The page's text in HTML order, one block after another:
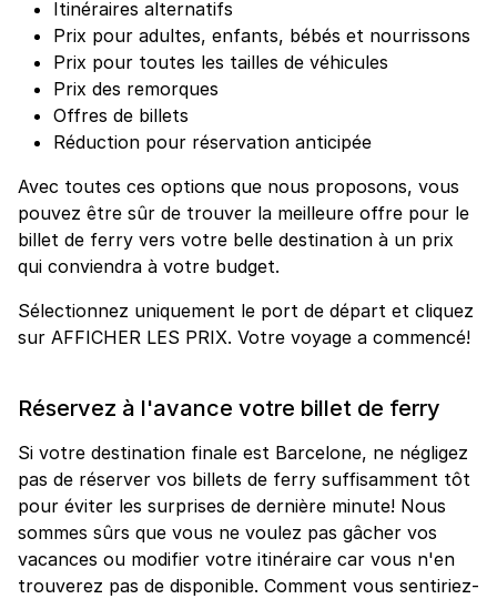
Itinéraires alternatifs
Prix pour adultes, enfants, bébés et nourrissons
Prix pour toutes les tailles de véhicules
Prix des remorques
Offres de billets
Réduction pour réservation anticipée
Avec toutes ces options que nous proposons, vous
pouvez être sûr de trouver la meilleure offre pour le
billet de ferry vers votre belle destination à un prix
qui conviendra à votre budget.
Sélectionnez uniquement le port de départ et cliquez
sur AFFICHER LES PRIX. Votre voyage a commencé!
Réservez à l'avance votre billet de ferry
Si votre destination finale est Barcelone, ne négligez
pas de réserver vos billets de ferry suffisamment tôt
pour éviter les surprises de dernière minute! Nous
sommes sûrs que vous ne voulez pas gâcher vos
vacances ou modifier votre itinéraire car vous n'en
trouverez pas de disponible. Comment vous sentiriez-